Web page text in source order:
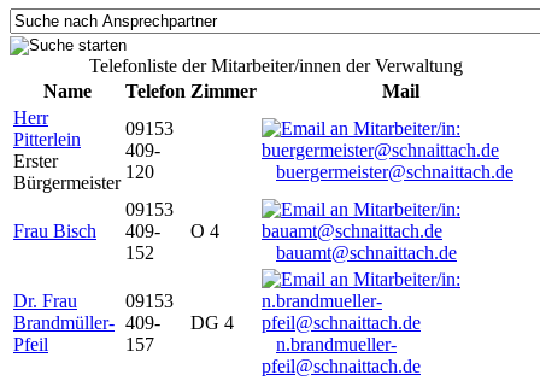
Telefonliste der Mitarbeiter/innen der Verwaltung
Name
Telefon Zimmer
Mail
Herr
Pitterlein
Erster
Bürgermeister
09153
409-
120
buergermeister@schnaittach.de
Frau Bisch
09153
409-
152
O 4
bauamt@schnaittach.de
Dr. Frau
Brandmüller-
Pfeil
09153
409-
157
DG 4
n.brandmueller-
pfeil@schnaittach.de